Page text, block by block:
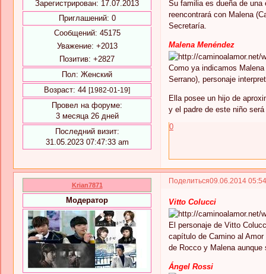
Зарегистрирован: 17.07.2013
Приглашений: 0
Сообщений: 45175
Уважение: +2013
Позитив: +2827
Пол: Женский
Возраст: 44 [1982-01-19]
Провел на форуме:
3 месяца 26 дней
Последний визит:
31.05.2023 07:47:33 am
Su familia es dueña de una
reencontrará con Malena
Secretaría.
Malena Menéndez
Como ya indicamos
Serrano), personaje
Ella posee un hijo de
y el padre de este niño
0
Поделиться09.06.2014
Krian7871
Модератор Vitto Colucci
El personaje de Vitto
capítulo de Camino al
de Rocco y Malena
Ángel Rossi